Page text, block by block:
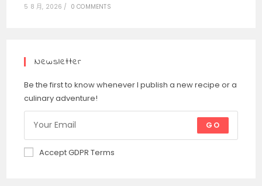
5 8 月, 2026 / 0 COMMENTS
Newsletter
Be the first to know whenever I publish a new recipe or a
culinary adventure!
GO
Accept GDPR Terms